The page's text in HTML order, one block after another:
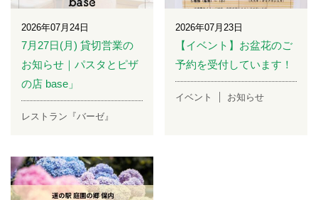
2026年07月24日
7月27日(月) 貸切営業の
お知らせ｜パスタとピザ
の店 base」
レストラン『バーゼ』
2026年07月23日
【イベント】お盆花のご
予約を受付しています！
イベント お知らせ